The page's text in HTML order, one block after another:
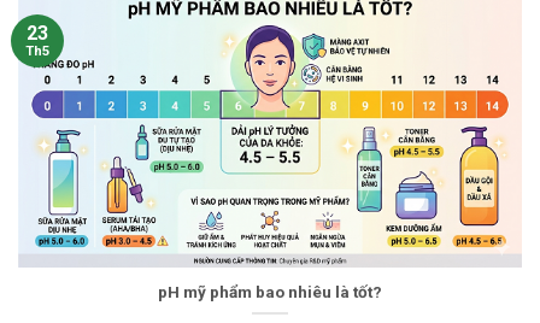
pH mỹ phẩm bao nhiêu là tốt?
23
Th5